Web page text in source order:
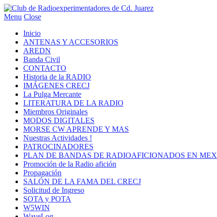
Menu Close
Inicio
ANTENAS Y ACCESORIOS
AREDN
Banda Civil
CONTACTO
Historia de la RADIO
IMÁGENES CRECJ
La Pulga Mercante
LITERATURA DE LA RADIO
Miembros Originales
MODOS DIGITALES
MORSE CW APRENDE Y MAS
Nuestras Actividades !
PATROCINADORES
PLAN DE BANDAS DE RADIOAFICIONADOS EN
Promoción de la Radio afición
Propagación
SALÓN DE LA FAMA DEL CRECJ
Solicitud de Ingreso
SOTA y POTA
W5WIN